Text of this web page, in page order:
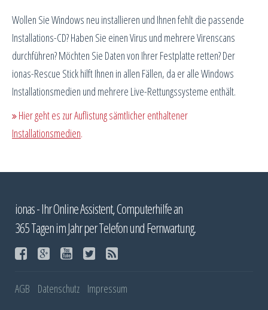
Wollen Sie Windows neu installieren und Ihnen fehlt die passende
Installations-CD? Haben Sie einen Virus und mehrere Virenscans
durchführen? Möchten Sie Daten von Ihrer Festplatte retten? Der
ionas-Rescue Stick hilft Ihnen in allen Fällen, da er alle Windows
Installationsmedien und mehrere Live-Rettungssysteme enthält.
Hier geht es zur Auflistung sämtlicher enthaltener
Installationsmedien.
ionas - Ihr Online Assistent, Computerhilfe an
365 Tagen im Jahr per Telefon und Fernwartung.
AGB Datenschutz Impressum